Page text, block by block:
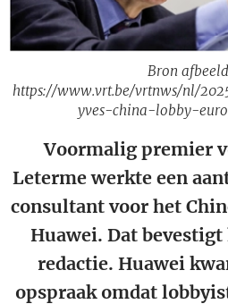
Bron
https://www.vrt.be/vrtnws/nl/
yves-china-lobby-
Voormalig premier
Leterme werkte een
consultant voor het
Huawei. Dat
redactie. Huawei
opspraak omdat